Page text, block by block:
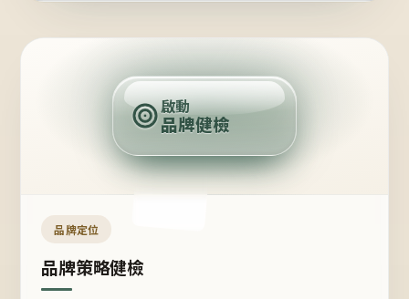
定
位
點
啟動
品牌健檢
品牌定位
品牌策略健檢